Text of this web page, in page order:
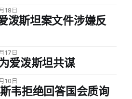
18日
泼斯坦案文件涉嫌反
17日
爱泼斯坦共谋
10日
韦拒绝回答国会质询